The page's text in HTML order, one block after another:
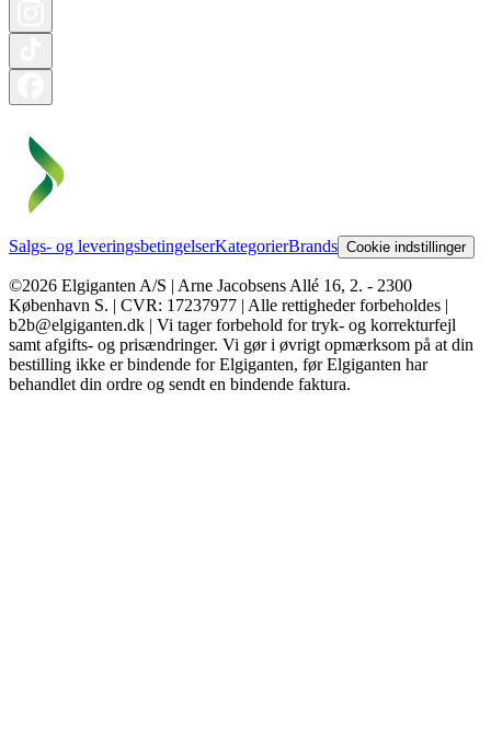
Salgs- og leveringsbetingelserKategorierBrands Cookie indstillinger
©2026 Elgiganten A/S | Arne Jacobsens Allé 16, 2. - 2300
København S. | CVR: 17237977 | Alle rettigheder forbeholdes |
b2b@elgiganten.dk | Vi tager forbehold for tryk- og korrekturfejl
samt afgifts- og prisændringer. Vi gør i øvrigt opmærksom på at din
bestilling ikke er bindende for Elgiganten, før Elgiganten har
behandlet din ordre og sendt en bindende faktura.